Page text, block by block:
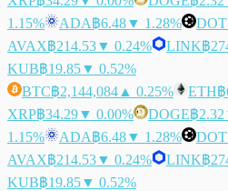
1.15%
ADA฿6.48▼ 1.28% DOT
AVAX฿214.53▼ 0.24% LINK฿
KUB฿19.85▼ 0.52%
BTC฿2,144,084 ▲ 0.25% ETH฿
XRP฿34.29▼ 0.00% DOGE฿2.32
1.15%
ADA฿6.48▼ 1.28% DOT
AVAX฿214.53▼ 0.24% LINK฿
KUB฿19.85▼ 0.52%